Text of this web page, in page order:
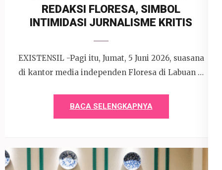
REDAKSI FLORESA, SIMBOL
INTIMIDASI JURNALISME KRITIS
EXISTENSIL -Pagi itu, Jumat, 5 Juni 2026, suasana
di kantor media independen Floresa di Labuan …
BACA SELENGKAPNYA